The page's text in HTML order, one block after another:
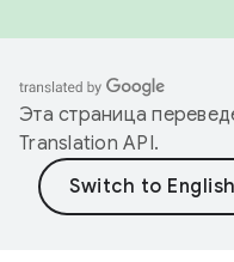
Эта страница
Translation API.